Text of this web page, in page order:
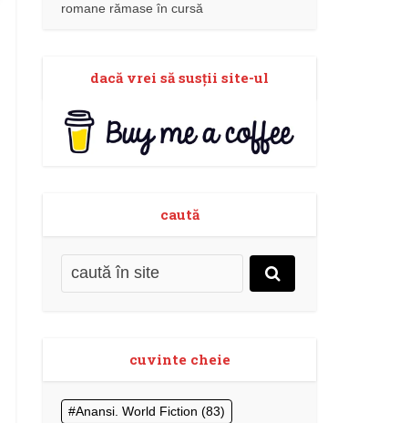
romane rămase în cursă
dacă vrei să susţii site-ul
caută
cuvinte cheie
Anansi. World Fiction (83)